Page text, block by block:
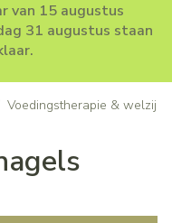
van 15 augustus
31 augustus staan
Voedingstherapie & welzijn